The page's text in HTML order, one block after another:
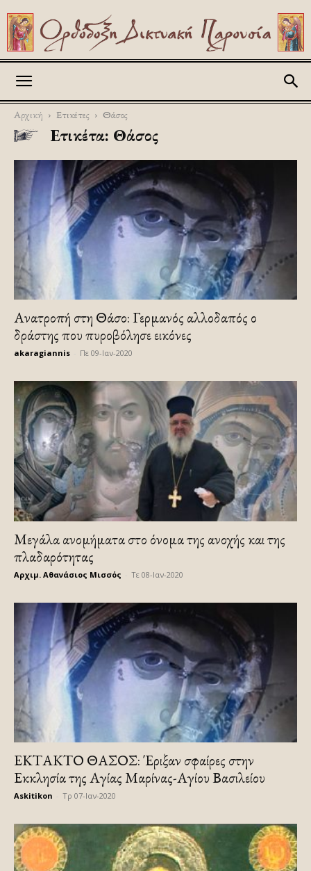
Αρχική Ετικέτες Θάσος
Ετικέτα: Θάσος
Ανατροπή στη Θάσο: Γερμανός αλλοδαπός ο
δράστης που πυροβόλησε εικόνες
akaragiannis Πε 09-Ιαν-2020
Μεγάλα ανομήματα στο όνομα της ανοχής και της
πλαδαρότητας
Αρχιμ. Αθανάσιος Μισσός Τε 08-Ιαν-2020
ΕΚΤΑΚΤΟ ΘΑΣΟΣ: Έριξαν σφαίρες στην
Εκκλησία της Αγίας Μαρίνας-Αγίου Βασιλείου
Askitikon Τρ 07-Ιαν-2020